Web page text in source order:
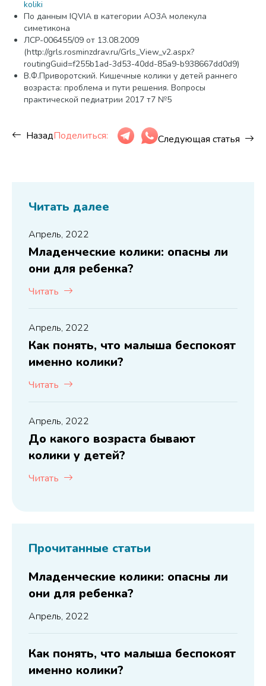
koliki
По данным IQVIA в категории AO3A молекула
симетикона
ЛСР-006455/09 от 13.08.2009
(http://grls.rosminzdrav.ru/Grls_View_v2.aspx?
routingGuid=f255b1ad-3d53-40dd-85a9-b938667dd0d9)
В.Ф.Приворотский. Кишечные колики у детей раннего
возраста: проблема и пути решения. Вопросы
практической педиатрии 2017 т7 №5
НазадПоделиться: Следующая статья
Читать далее
Апрель, 2022
Младенческие колики: опасны ли
они для ребенка?
Читать
Апрель, 2022
Как понять, что малыша беспокоят
именно колики?
Читать
Апрель, 2022
До какого возраста бывают
колики у детей?
Читать
Прочитанные статьи
Младенческие колики: опасны ли
они для ребенка?
Апрель, 2022
Как понять, что малыша беспокоят
именно колики?